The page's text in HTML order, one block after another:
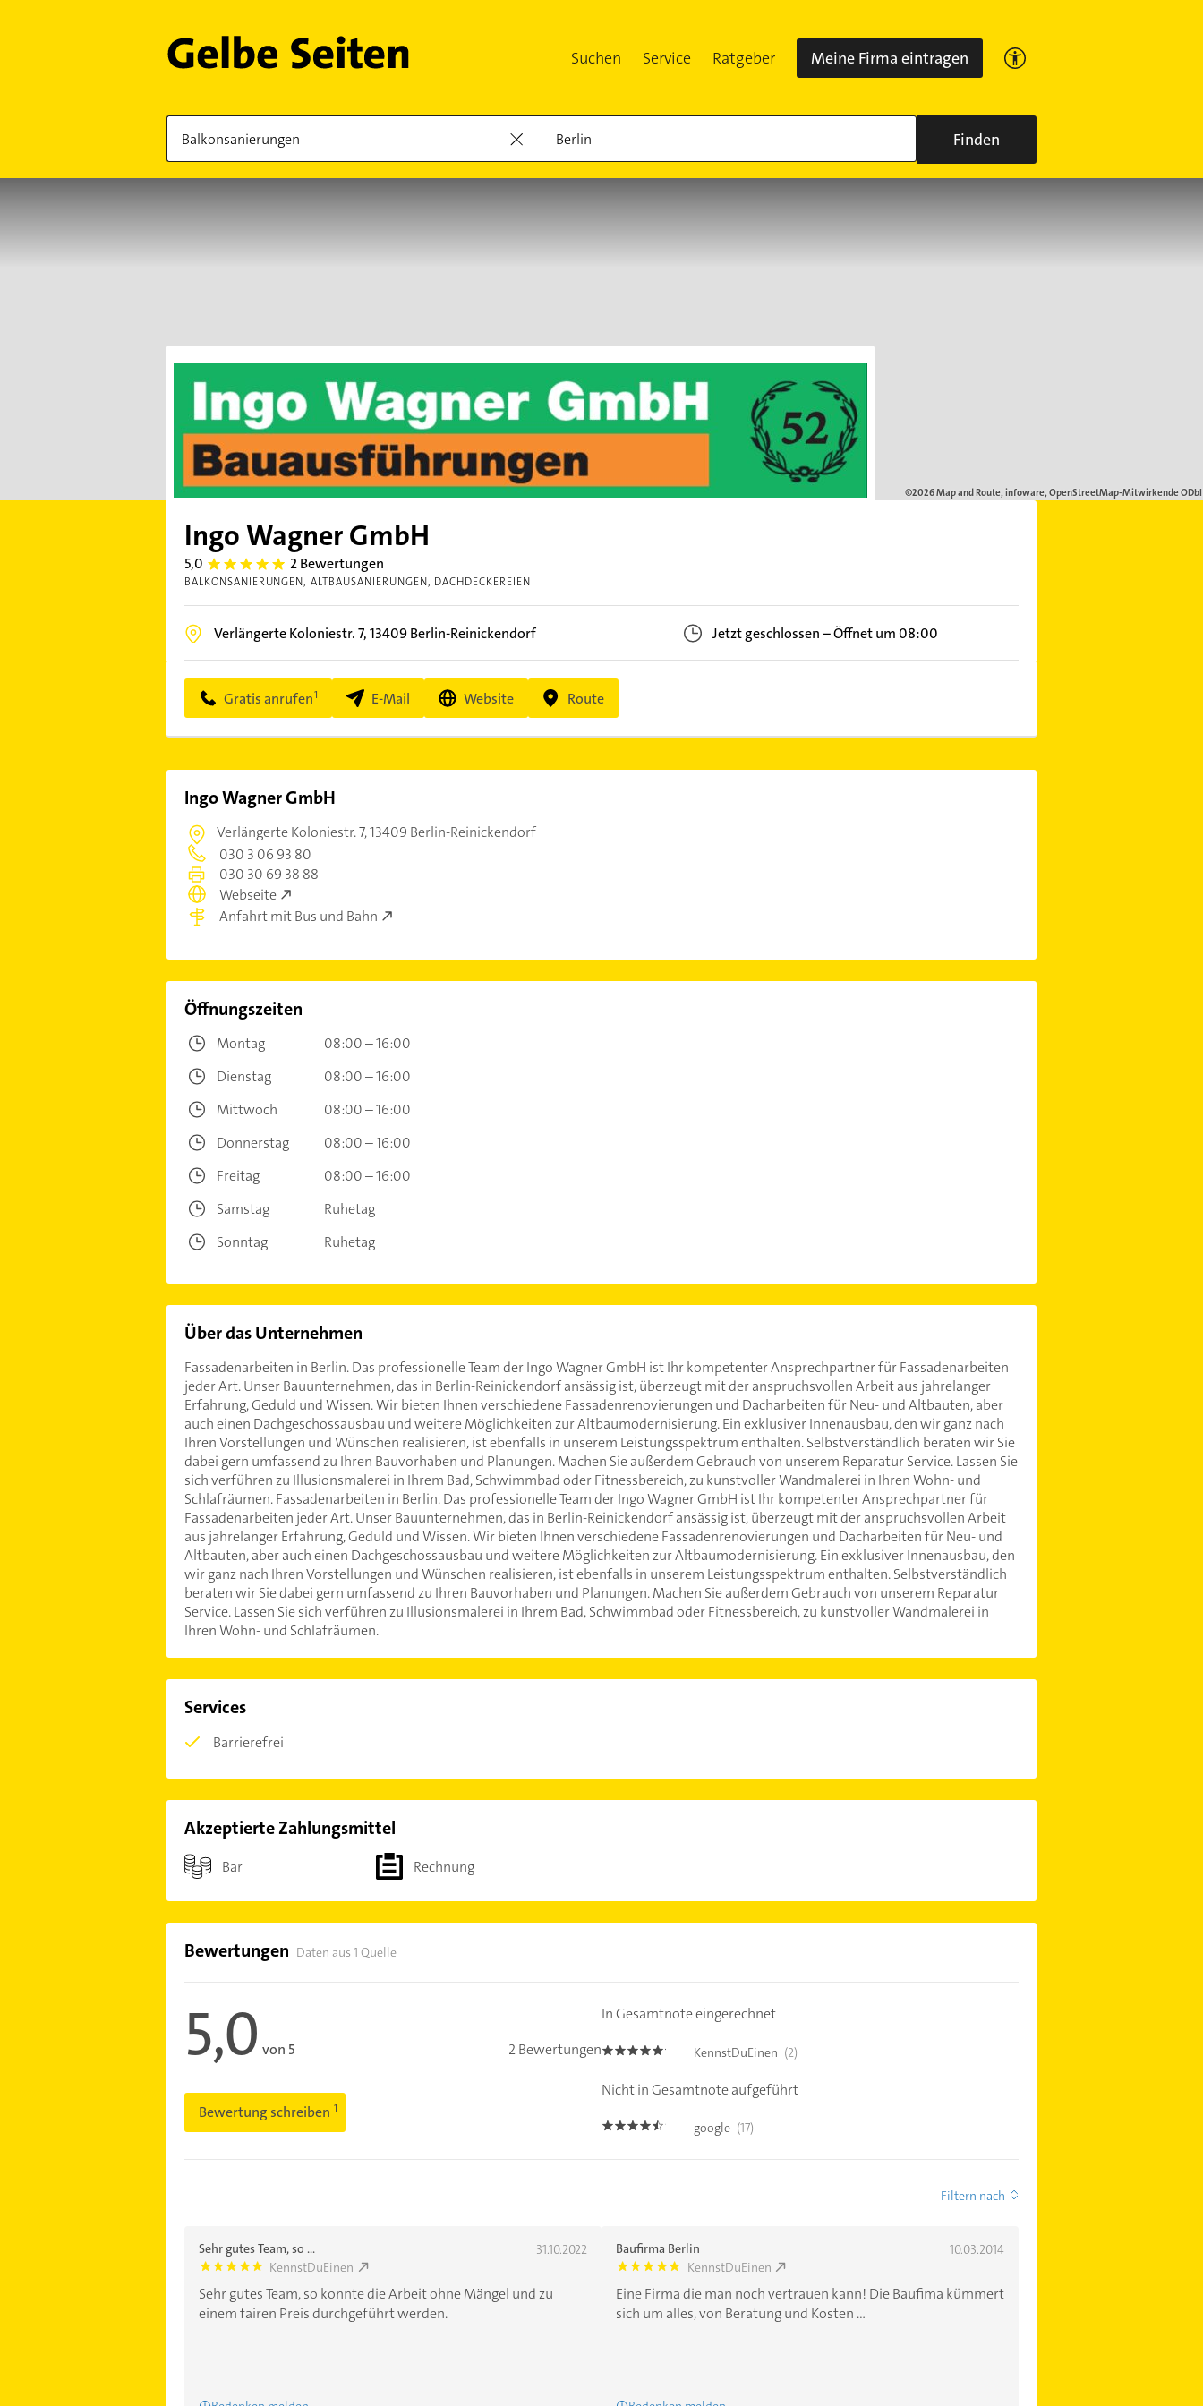
Suchen Service Ratgeber Meine Firma eintragen
Finden
Ingo Wagner GmbH
5,0 5.0 2 Bewertungen
BALKONSANIERUNGEN ALTBAUSANIERUNGEN DACHDECKEREIEN
Verlängerte Koloniestr. 7,13409Berlin-Reinickendorf Jetzt geschlossen–Öffnet um 08:00
Gratis anrufen E-Mail Website Route
Ingo Wagner GmbH
Verlängerte Koloniestr. 7,13409 Berlin-Reinickendorf
030 3 06 93 80
030 30 69 38 88
Webseite
Anfahrt mit Bus und Bahn
Öffnungszeiten
Montag
08:00 – 16:00
Dienstag
08:00 – 16:00
Mittwoch
08:00 – 16:00
Donnerstag
08:00 – 16:00
Freitag
08:00 – 16:00
Samstag
Ruhetag
Sonntag
Ruhetag
Über das Unternehmen
Fassadenarbeiten in Berlin. Das professionelle Team der Ingo Wagner GmbH ist Ihr kompetenter Ansprechpartner für Fassadenarbeiten
jeder Art. Unser Bauunternehmen, das in Berlin-Reinickendorf ansässig ist, überzeugt mit der anspruchsvollen Arbeit aus jahrelanger
Erfahrung, Geduld und Wissen. Wir bieten Ihnen verschiedene Fassadenrenovierungen und Dacharbeiten für Neu- und Altbauten, aber
auch einen Dachgeschossausbau und weitere Möglichkeiten zur Altbaumodernisierung. Ein exklusiver Innenausbau, den wir ganz nach
Ihren Vorstellungen und Wünschen realisieren, ist ebenfalls in unserem Leistungsspektrum enthalten. Selbstverständlich beraten wir Sie
dabei gern umfassend zu Ihren Bauvorhaben und Planungen. Machen Sie außerdem Gebrauch von unserem Reparatur Service. Lassen Sie
sich verführen zu Illusionsmalerei in Ihrem Bad, Schwimmbad oder Fitnessbereich, zu kunstvoller Wandmalerei in Ihren Wohn- und
Schlafräumen. Fassadenarbeiten in Berlin. Das professionelle Team der Ingo Wagner GmbH ist Ihr kompetenter Ansprechpartner für
Fassadenarbeiten jeder Art. Unser Bauunternehmen, das in Berlin-Reinickendorf ansässig ist, überzeugt mit der anspruchsvollen Arbeit
aus jahrelanger Erfahrung, Geduld und Wissen. Wir bieten Ihnen verschiedene Fassadenrenovierungen und Dacharbeiten für Neu- und
Altbauten, aber auch einen Dachgeschossausbau und weitere Möglichkeiten zur Altbaumodernisierung. Ein exklusiver Innenausbau, den
wir ganz nach Ihren Vorstellungen und Wünschen realisieren, ist ebenfalls in unserem Leistungsspektrum enthalten. Selbstverständlich
beraten wir Sie dabei gern umfassend zu Ihren Bauvorhaben und Planungen. Machen Sie außerdem Gebrauch von unserem Reparatur
Service. Lassen Sie sich verführen zu Illusionsmalerei in Ihrem Bad, Schwimmbad oder Fitnessbereich, zu kunstvoller Wandmalerei in
Ihren Wohn- und Schlafräumen.
Services
Barrierefrei
Akzeptierte Zahlungsmittel
Bar Rechnung
Bewertungen Daten aus 1 Quelle
5,0 von 5 2 Bewertungen
Bewertung schreiben
In Gesamtnote eingerechnet
5.0 KennstDuEinen (2)
Nicht in Gesamtnote aufgeführt
4.4 google (17)
Filtern nach
Sehr gutes Team, so ... 31.10.2022
5.0 KennstDuEinen
Sehr gutes Team, so konnte die Arbeit ohne Mängel und zu
einem fairen Preis durchgeführt werden.
Baufirma Berlin 10.03.2014
5.0 KennstDuEinen
Eine Firma die man noch vertrauen kann! Die Baufima kümmert
sich um alles, von Beratung und Kosten ...